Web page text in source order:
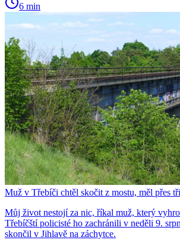
6 min
Muž v Třebíči chtěl skočit z mostu, měl přes
Můj život nestojí za nic, říkal muž, který
Třebíčští policisté ho zachránili v neděli 9.
skončil v Jihlavě na záchytce.